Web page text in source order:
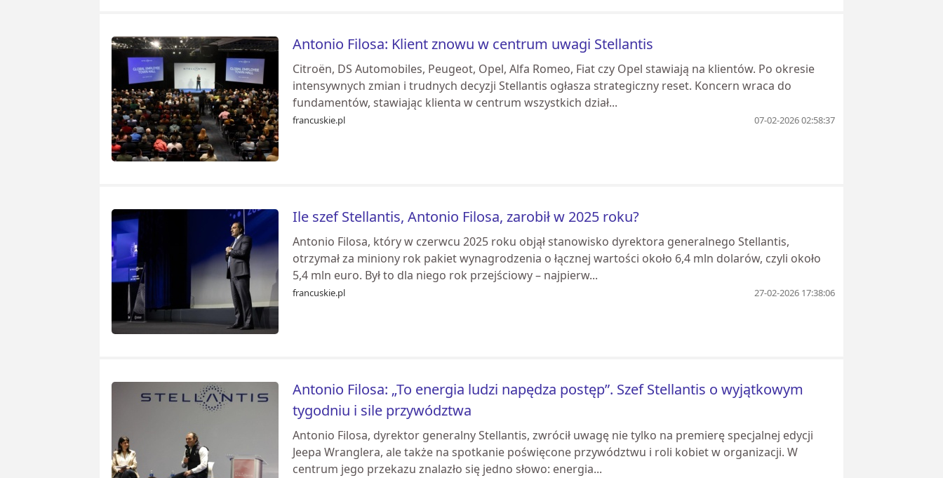
Antonio Filosa: Klient znowu w centrum uwagi Stellantis
Citroën, DS Automobiles, Peugeot, Opel, Alfa Romeo, Fiat czy Opel stawiają na klientów. Po okresie
intensywnych zmian i trudnych decyzji Stellantis ogłasza strategiczny reset. Koncern wraca do
fundamentów, stawiając klienta w centrum wszystkich dział...
francuskie.pl 07-02-2026 02:58:37
Ile szef Stellantis, Antonio Filosa, zarobił w 2025 roku?
Antonio Filosa, który w czerwcu 2025 roku objął stanowisko dyrektora generalnego Stellantis,
otrzymał za miniony rok pakiet wynagrodzenia o łącznej wartości około 6,4 mln dolarów, czyli około
5,4 mln euro. Był to dla niego rok przejściowy – najpierw...
francuskie.pl 27-02-2026 17:38:06
Antonio Filosa: „To energia ludzi napędza postęp”. Szef Stellantis o wyjątkowym
tygodniu i sile przywództwa
Antonio Filosa, dyrektor generalny Stellantis, zwrócił uwagę nie tylko na premierę specjalnej edycji
Jeepa Wranglera, ale także na spotkanie poświęcone przywództwu i roli kobiet w organizacji. W
centrum jego przekazu znalazło się jedno słowo: energia...